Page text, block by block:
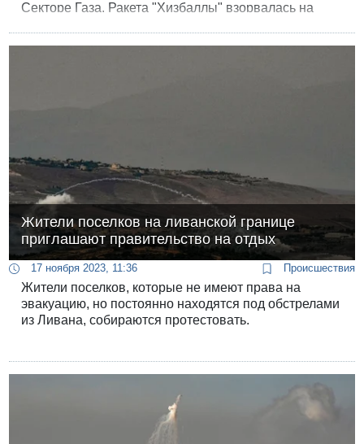
Секторе Газа. Ракета "Хизбаллы" взорвалась на
Жители поселков на ливанской границе
приглашают правительство на отдых
17 ноября 2023, 11:36 Происшествия
Жители поселков, которые не имеют права на
эвакуацию, но постоянно находятся под обстрелами
из Ливана, собираются протестовать.